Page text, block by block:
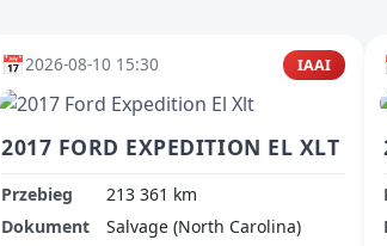
📅2026-08-10 15:30 IAAI
2017 FORD EXPEDITION EL XLT
Przebieg
213 361 km
Dokument
Salvage (North Carolina)